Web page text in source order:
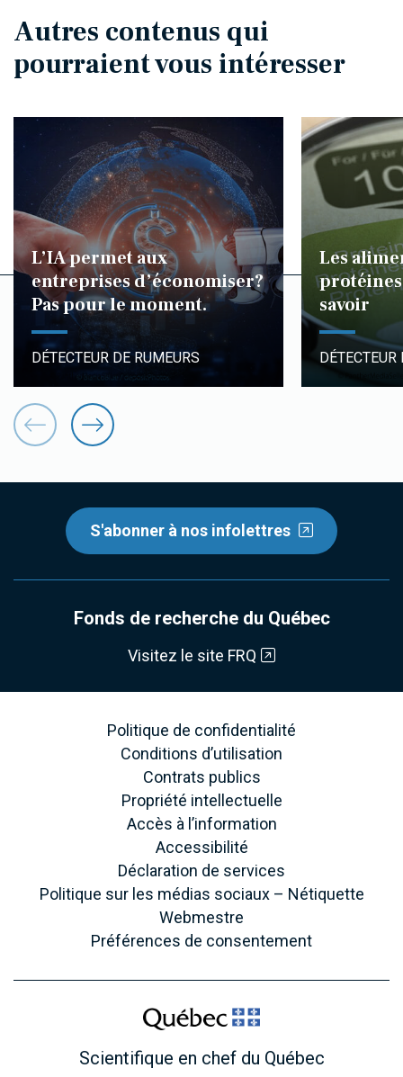
Autres contenus qui
pourraient vous intéresser
L’IA permet aux
entreprises d’économiser?
Pas pour le moment.
DÉTECTEUR DE RUMEURS
Les
protéines
savoir
DÉTECTEUR
S'abonner à nos infolettres
Fonds de recherche du Québec
Visitez le site FRQ
Politique de confidentialité
Conditions d’utilisation
Contrats publics
Propriété intellectuelle
Accès à l’information
Accessibilité
Déclaration de services
Politique sur les médias sociaux – Nétiquette
Webmestre
Préférences de consentement
Scientifique en chef du Québec